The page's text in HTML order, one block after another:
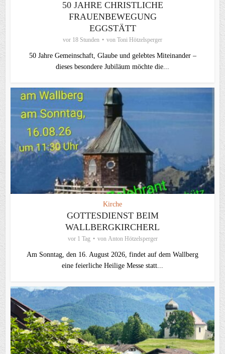
50 JAHRE CHRISTLICHE
FRAUENBEWEGUNG
EGGSTÄTT
vor 18 Stunden von Toni Hötzelsperger
50 Jahre Gemeinschaft, Glaube und gelebtes Miteinander –
dieses besondere Jubiläum möchte die...
Kirche
GOTTESDIENST BEIM
WALLBERGKIRCHERL
vor 1 Tag von Anton Hötzelsperger
Am Sonntag, den 16. August 2026, findet auf dem Wallberg
eine feierliche Heilige Messe statt...